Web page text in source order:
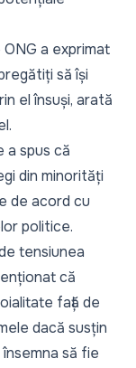
a exprimat
să își
el însuși, arată
a spus că
din minorități
de acord cu
politice.
tensiunea
că
față de
dacă susțin
să fie